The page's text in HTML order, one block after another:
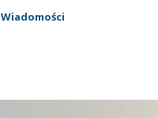
Wiadomości